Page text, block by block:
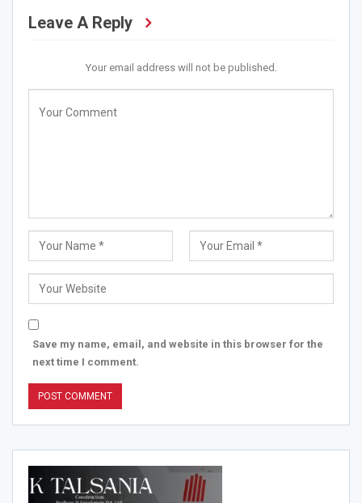
Leave A Reply
Your email address will not be published.
Save my name, email, and website in this browser for the
next time I comment.